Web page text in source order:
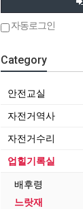
자동로그인
Category
안전교실
자전거역사
자전거수리
업힐기록실
배후령
느랏재